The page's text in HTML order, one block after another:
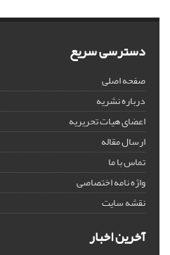
دسترسی سریع
صفحه اصلی
درباره نشریه
اعضای هیات تحریریه
ارسال مقاله
تماس با ما
واژه نامه اختصاصی
نقشه سایت
آخرین اخبار